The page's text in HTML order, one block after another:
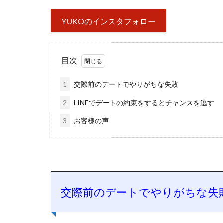
YUKOのインスタフォロー
目次
1 交際前のデートでやりがちな失敗
2 LINEでデートの約束をするとチャンスを逃す
3 お客様の声
交際前のデートでやりがちな失